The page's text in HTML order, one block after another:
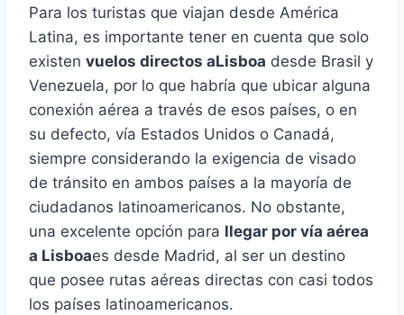
Para los turistas que viajan desde América
Latina, es importante tener en cuenta que solo
existen vuelos directos aLisboa desde Brasil y
Venezuela, por lo que habría que ubicar alguna
conexión aérea a través de esos países, o en
su defecto, vía Estados Unidos o Canadá,
siempre considerando la exigencia de visado
de tránsito en ambos países a la mayoría de
ciudadanos latinoamericanos. No obstante,
una excelente opción para llegar por vía aérea
a Lisboaes desde Madrid, al ser un destino
que posee rutas aéreas directas con casi todos
los países latinoamericanos.